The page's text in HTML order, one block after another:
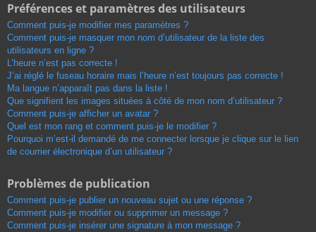
Préférences et paramètres des utilisateurs
Comment puis-je modifier mes paramètres ?
Comment puis-je masquer mon nom d’utilisateur de la liste des
utilisateurs en ligne ?
L’heure n’est pas correcte !
J’ai réglé le fuseau horaire mais l’heure n’est toujours pas correcte !
Ma langue n’apparaît pas dans la liste !
Que signifient les images situées à côté de mon nom d’utilisateur ?
Comment puis-je afficher un avatar ?
Quel est mon rang et comment puis-je le modifier ?
Pourquoi m’est-il demandé de me connecter lorsque je clique sur le lien
de courrier électronique d’un utilisateur ?
Problèmes de publication
Comment puis-je publier un nouveau sujet ou une réponse ?
Comment puis-je modifier ou supprimer un message ?
Comment puis-je insérer une signature à mon message ?